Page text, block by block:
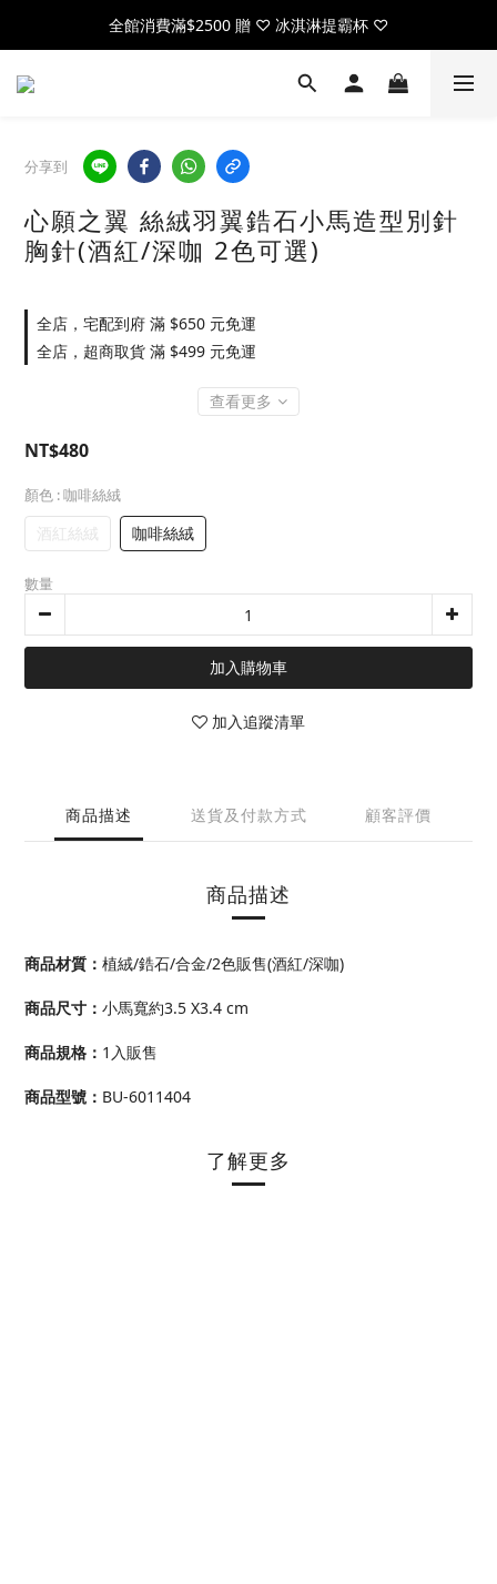
全館消費滿$2500 贈 ♡ 冰淇淋提霸杯 ♡
全館消費滿$2500 贈 ♡ 冰淇淋提霸杯 ♡
註冊官網會員，送$50元購物金
分享到
心願之翼 絲絨羽翼鋯石小馬造型別針
胸針(酒紅/深咖 2色可選)
全店，宅配到府 滿 $650 元免運
全店，超商取貨 滿 $499 元免運
查看更多
NT$480
顏色 : 咖啡絲絨
酒紅絲絨 咖啡絲絨
數量
加入購物車
加入追蹤清單
商品描述 送貨及付款方式 顧客評價
商品描述
商品材質： 植絨/鋯石/合金/2色販售(酒紅/深咖)
商品尺寸 ： 小馬寬約3.5 X3.4 cm
商品規格 ： 1入販售
商品型號 ： BU-6011404
了解更多